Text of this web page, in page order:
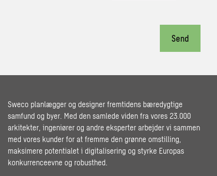
Send
Sweco planlægger og designer fremtidens bæredygtige
samfund og byer. Med den samlede viden fra vores 23.000
arkitekter, ingeniører og andre eksperter arbejder vi sammen
med vores kunder for at fremme den grønne omstilling,
maksimere potentialet i digitalisering og styrke Europas
konkurrenceevne og robusthed.